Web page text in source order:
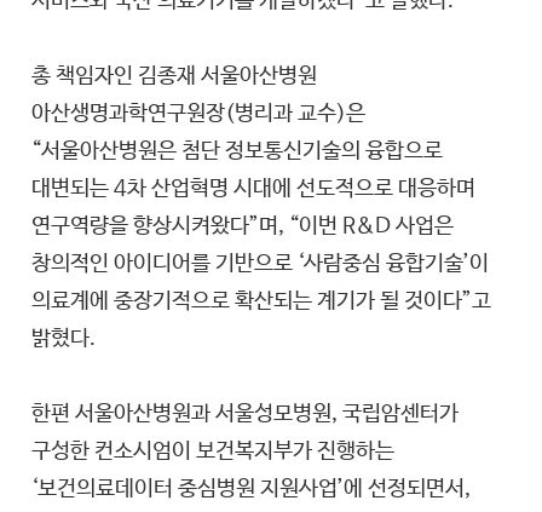
총 책임자인 김종재 서울아산병원
아산생명과학연구원장(병리과 교수)은
“서울아산병원은 첨단 정보통신기술의 융합으로
대변되는 4차 산업혁명 시대에 선도적으로 대응하며
연구역량을 향상시켜왔다”며, “이번 R&D 사업은
창의적인 아이디어를 기반으로 ‘사람중심 융합기술’이
의료계에 중장기적으로 확산되는 계기가 될 것이다”고
밝혔다.
한편 서울아산병원과 서울성모병원, 국립암센터가
구성한 컨소시엄이 보건복지부가 진행하는
‘보건의료데이터 중심병원 지원사업’에 선정되면서,